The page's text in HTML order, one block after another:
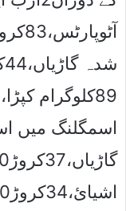
اسمگلنگ میں